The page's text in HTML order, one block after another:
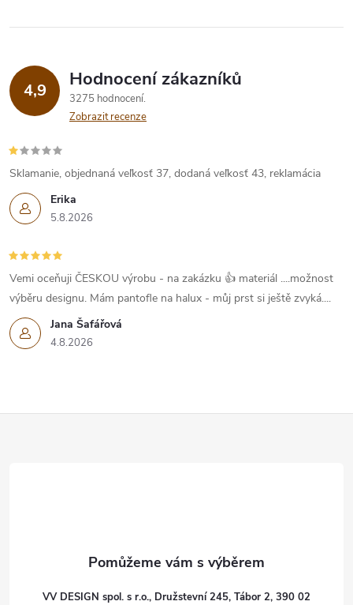
4,9 Hodnocení zákazníků
3275 hodnocení
Zobrazit recenze
Erika
5.8.2026
Sklamanie, objednaná veľkosť 37, dodaná veľkosť 43, reklamácia
Jana Šafářová
4.8.2026
Vemi oceňuji ČESKOU výrobu - na zakázku 👍 materiál ....možnost
výběru designu. Mám pantofle na halux - můj prst si ještě zvyká....
VV DESIGN spol. s r.o., Družstevní 245, Tábor 2, 390 02